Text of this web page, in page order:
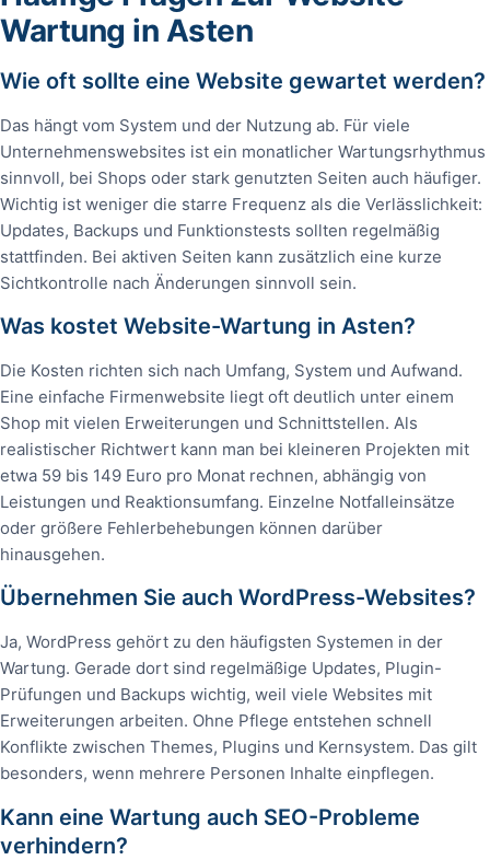
Wartung in Asten
Wie oft sollte eine Website gewartet werden?
Das hängt vom System und der Nutzung ab. Für viele
Unternehmenswebsites ist ein monatlicher Wartungsrhythmus
sinnvoll, bei Shops oder stark genutzten Seiten auch häufiger.
Wichtig ist weniger die starre Frequenz als die Verlässlichkeit:
Updates, Backups und Funktionstests sollten regelmäßig
stattfinden. Bei aktiven Seiten kann zusätzlich eine kurze
Sichtkontrolle nach Änderungen sinnvoll sein.
Was kostet Website-Wartung in Asten?
Die Kosten richten sich nach Umfang, System und Aufwand.
Eine einfache Firmenwebsite liegt oft deutlich unter einem
Shop mit vielen Erweiterungen und Schnittstellen. Als
realistischer Richtwert kann man bei kleineren Projekten mit
etwa 59 bis 149 Euro pro Monat rechnen, abhängig von
Leistungen und Reaktionsumfang. Einzelne Notfalleinsätze
oder größere Fehlerbehebungen können darüber
hinausgehen.
Übernehmen Sie auch WordPress-Websites?
Ja, WordPress gehört zu den häufigsten Systemen in der
Wartung. Gerade dort sind regelmäßige Updates, Plugin-
Prüfungen und Backups wichtig, weil viele Websites mit
Erweiterungen arbeiten. Ohne Pflege entstehen schnell
Konflikte zwischen Themes, Plugins und Kernsystem. Das gilt
besonders, wenn mehrere Personen Inhalte einpflegen.
Kann eine Wartung auch SEO-Probleme
verhindern?